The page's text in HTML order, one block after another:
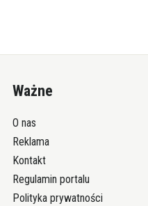
Ważne
O nas
Reklama
Kontakt
Regulamin portalu
Polityka prywatności